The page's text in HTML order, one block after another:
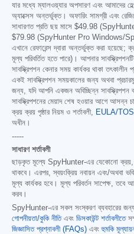
যার মধ্যে ম্যালওয়্যার অপসারণ এবং আমাদের
অ্যাক্সেস অন্তর্ভুক্ত। অফারিং সামগ্রী এবং
সাধারণত প্রতি ছয় মাসে $49.98
$79.98 (SpyHunter Pro Windows/
এখানে রেফারেন্স দ্বারা অন্তর্ভুক্ত করা হয়েছে;
মূল্য পরিবর্তিত হতে পারে)। আপনার
সাবস্ক্রিপশন কেনার সময় কার্যকর থাকা তৎকালীন
একই সাবস্ক্রিপশন সময়কালের জন্য অথবা
জন্য, যদি আপনি একজন অবিচ্ছিন্ন
সাবস্ক্রিপশনের মেয়াদ শেষ হওয়ার আগে আসন্ন
ক্রয় ক্রয় পৃষ্ঠার নিয়ম ও শর্তাবলী, EULA/TOS
অধীন।
-----
সাধারণ শর্তাবলী
ছাড়কৃত মূল্যে SpyHunter-এর যেকোনো ক্রয়,
থাকবে। এরপর, স্বয়ংক্রিয় নবায়ন এবং/অথবা
মূল্য কার্যকর হবে। মূল্য পরিবর্তন সাপেক্ষ, তবে
করব।
SpyHunter-এর সকল সংস্করণ ব্যবহারের
গোপনীয়তা/কুকি নীতিএবং ডিসকাউন্ট শর্তাবলীতে
জিজ্ঞাসিত প্রশ্নাবলী (FAQs) এবংহুমকি